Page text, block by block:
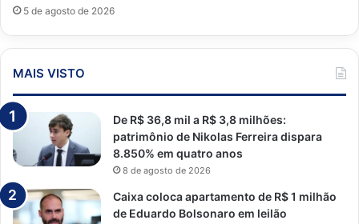
5 de agosto de 2026
MAIS VISTO
De R$ 36,8 mil a R$ 3,8 milhões:
patrimônio de Nikolas Ferreira dispara
8.850% em quatro anos
8 de agosto de 2026
Caixa coloca apartamento de R$ 1 milhão
de Eduardo Bolsonaro em leilão